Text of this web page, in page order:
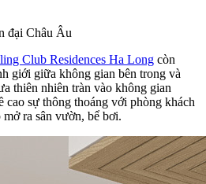
đại Châu Âu
Club Residences Ha Long còn
giới giữa không gian bên trong và
thiên nhiên tràn vào không gian
cao sự thông thoáng với phòng khách
ra sân vườn, bể bơi.